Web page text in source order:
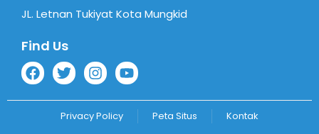
JL. Letnan Tukiyat Kota Mungkid
Find Us
Privacy Policy Peta Situs Kontak